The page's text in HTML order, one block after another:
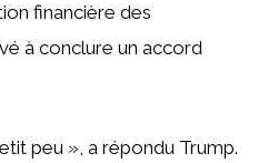
financière des
à conclure un accord
peu », a répondu Trump.